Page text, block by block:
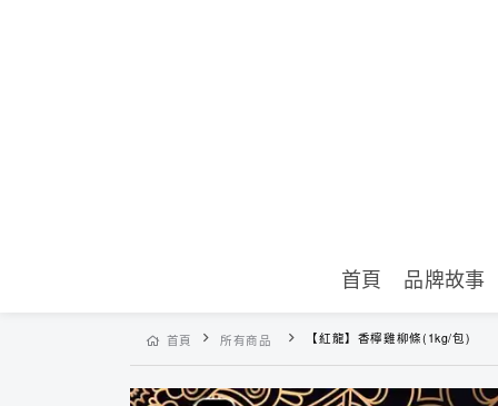
首頁 品牌故事
首頁 所有商品 【紅龍】香檸雞柳條(1kg/包)